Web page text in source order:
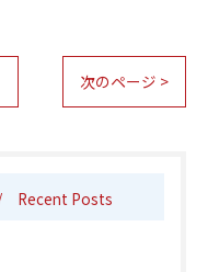
次のページ >
Recent Posts